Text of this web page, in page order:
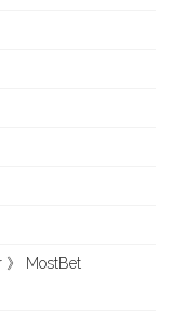
》 MostBet